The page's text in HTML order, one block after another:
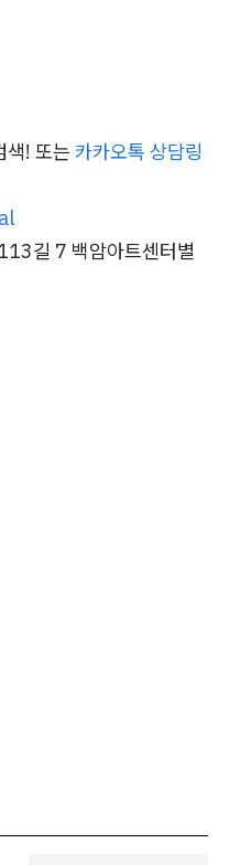
색! 또는 카카오톡 상담링
길 7 백암아트센터별